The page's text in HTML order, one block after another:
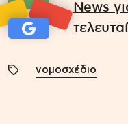
News
νομοσχέδιο